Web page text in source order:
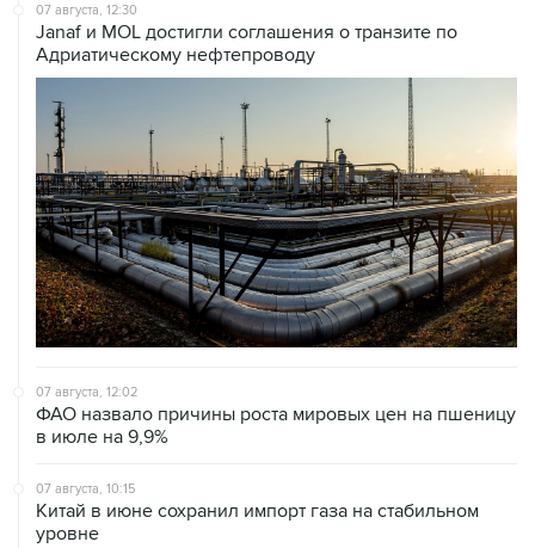
07 августа, 12:30
Janaf и MOL достигли соглашения о транзите по
Адриатическому нефтепроводу
07 августа, 12:02
ФАО назвало причины роста мировых цен на пшеницу
в июле на 9,9%
07 августа, 10:15
Китай в июне сохранил импорт газа на стабильном
уровне